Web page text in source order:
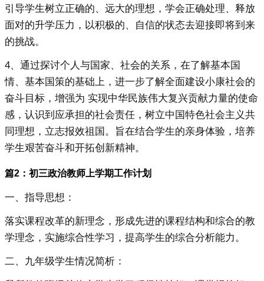
引导学生树立正确的、远大的理想，学会正确处理、释放
面对的升学压力，以积极的、自信的状态去迎接即将到来
的挑战。
4、通过探讨个人与国家、社会的关系，在了解基本国
情、基本国策的基础上，进一步了解全面建设小康社会的
奋斗目标，增强为 实现中华民族伟大复兴贡献力量的使命
感，认识到应承担的社会责任，树立中国特色社会主义共
同理想，立志报效祖国。旨在结合学生的亲身体验，培养
学生艰苦奋斗和开拓创新精神。
篇2：初三政治教师上学期工作计划
一、指导思想：
落实课程改革的新理念，形成先进的课程结构和综合的教
学理念，实施综合性学习，提高学生的综合分析能力。
二、九年级学生情况简析：